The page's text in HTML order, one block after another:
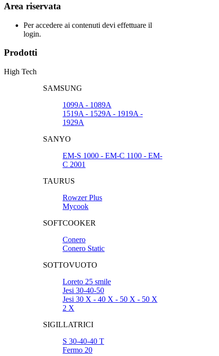
Area riservata
Per accedere ai contenuti devi effettuare il
login.
Prodotti
High Tech
SAMSUNG
1099A - 1089A
1519A - 1529A - 1919A -
1929A
SANYO
EM-S 1000 - EM-C 1100 - EM-
C 2001
TAURUS
Rowzer Plus
Mycook
SOFTCOOKER
Conero
Conero Static
SOTTOVUOTO
Loreto 25 smile
Jesi 30-40-50
Jesi 30 X - 40 X - 50 X - 50 X
2 X
SIGILLATRICI
S 30-40-40 T
Fermo 20